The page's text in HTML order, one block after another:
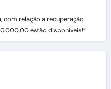
com relação a recuperação
estão disponíveis!”